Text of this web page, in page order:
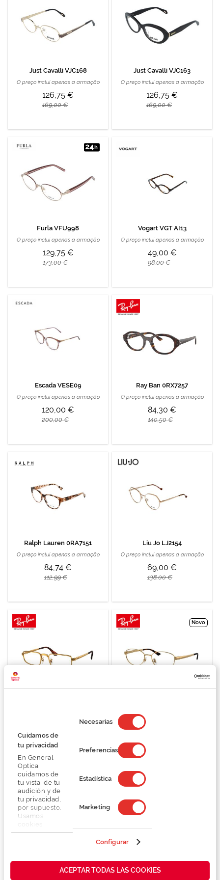
Cuidamos de
tu privacidad
En General
Optica
cuidamos de
tu vista, de tu
audición y de
tu privacidad,
por supuesto.
Usamos
propias y de
cómo mejorar
de
consentimiento
Necesarias
Preferencias
Estadística
Marketing
Configurar
ACEPTAR TODAS LAS COOKIES
Just Cavalli VJC168
O preço inclui apenas a armação
126,75 €
169,00 €
Just Cavalli VJC163
O preço inclui apenas a armação
126,75 €
169,00 €
Furla VFU998
O preço inclui apenas a armação
129,75 €
173,00 €
Vogart VGT AI13
O preço inclui apenas a armação
49,00 €
98,00 €
Escada VESE09
O preço inclui apenas a armação
120,00 €
200,00 €
Ray Ban 0RX7257
O preço inclui apenas a armação
84,30 €
140,50 €
Ralph Lauren 0RA7151
O preço inclui apenas a armação
84,74 €
112,99 €
Liu Jo LJ2154
O preço inclui apenas a armação
69,00 €
138,00 €
173,00 €
Novo
Novo
O preço inclui apenas a armação O preço inclui apenas a armação